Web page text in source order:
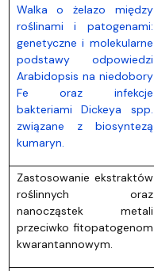
Walka o żelazo między
roślinami i patogenami:
genetyczne i molekularne
podstawy odpowiedzi
Arabidopsis na niedobory
Fe oraz infekcje
bakteriami Dickeya spp.
związane z biosyntezą
kumaryn.
Zastosowanie ekstraktów
roślinnych oraz
nanocząstek metali
przeciwko fitopatogenom
kwarantannowym.